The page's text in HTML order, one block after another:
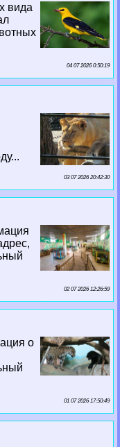
вида
04 07 2026 0:50:19
03 07 2026 20:42:30
02 07 2026 12:26:59
о
01 07 2026 17:50:49